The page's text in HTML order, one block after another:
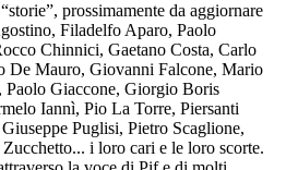
prossimamente da aggiornare
Filadelfo Aparo, Paolo
Chinnici, Gaetano Costa, Carlo
De Mauro, Giovanni Falcone, Mario
Paolo Giaccone, Giorgio Boris
Iannì, Pio La Torre, Piersanti
Puglisi, Pietro Scaglione,
i loro cari e le loro scorte.